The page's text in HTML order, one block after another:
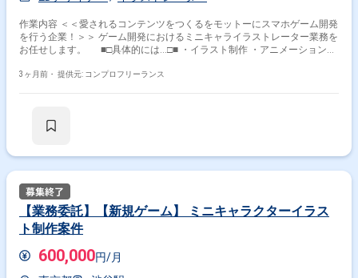
作業内容 ＜＜愛されるコンテンツをつくるをモットーにスマホゲーム開発
を行う企業！＞＞ ゲーム開発におけるミニキャライラストレーター業務を
お任せします。 ■□具体的には…□■ ・イラスト制作 ・アニメーション制
・デザインスキルを活かしたい方 ・新しい技術や表現に挑戦したい方
3ヶ月前・ 提供元: コンプロフリーランス
【業務委託】【新規ゲーム】 ミニキャラクターイラス
ト制作案件
600,000円/月